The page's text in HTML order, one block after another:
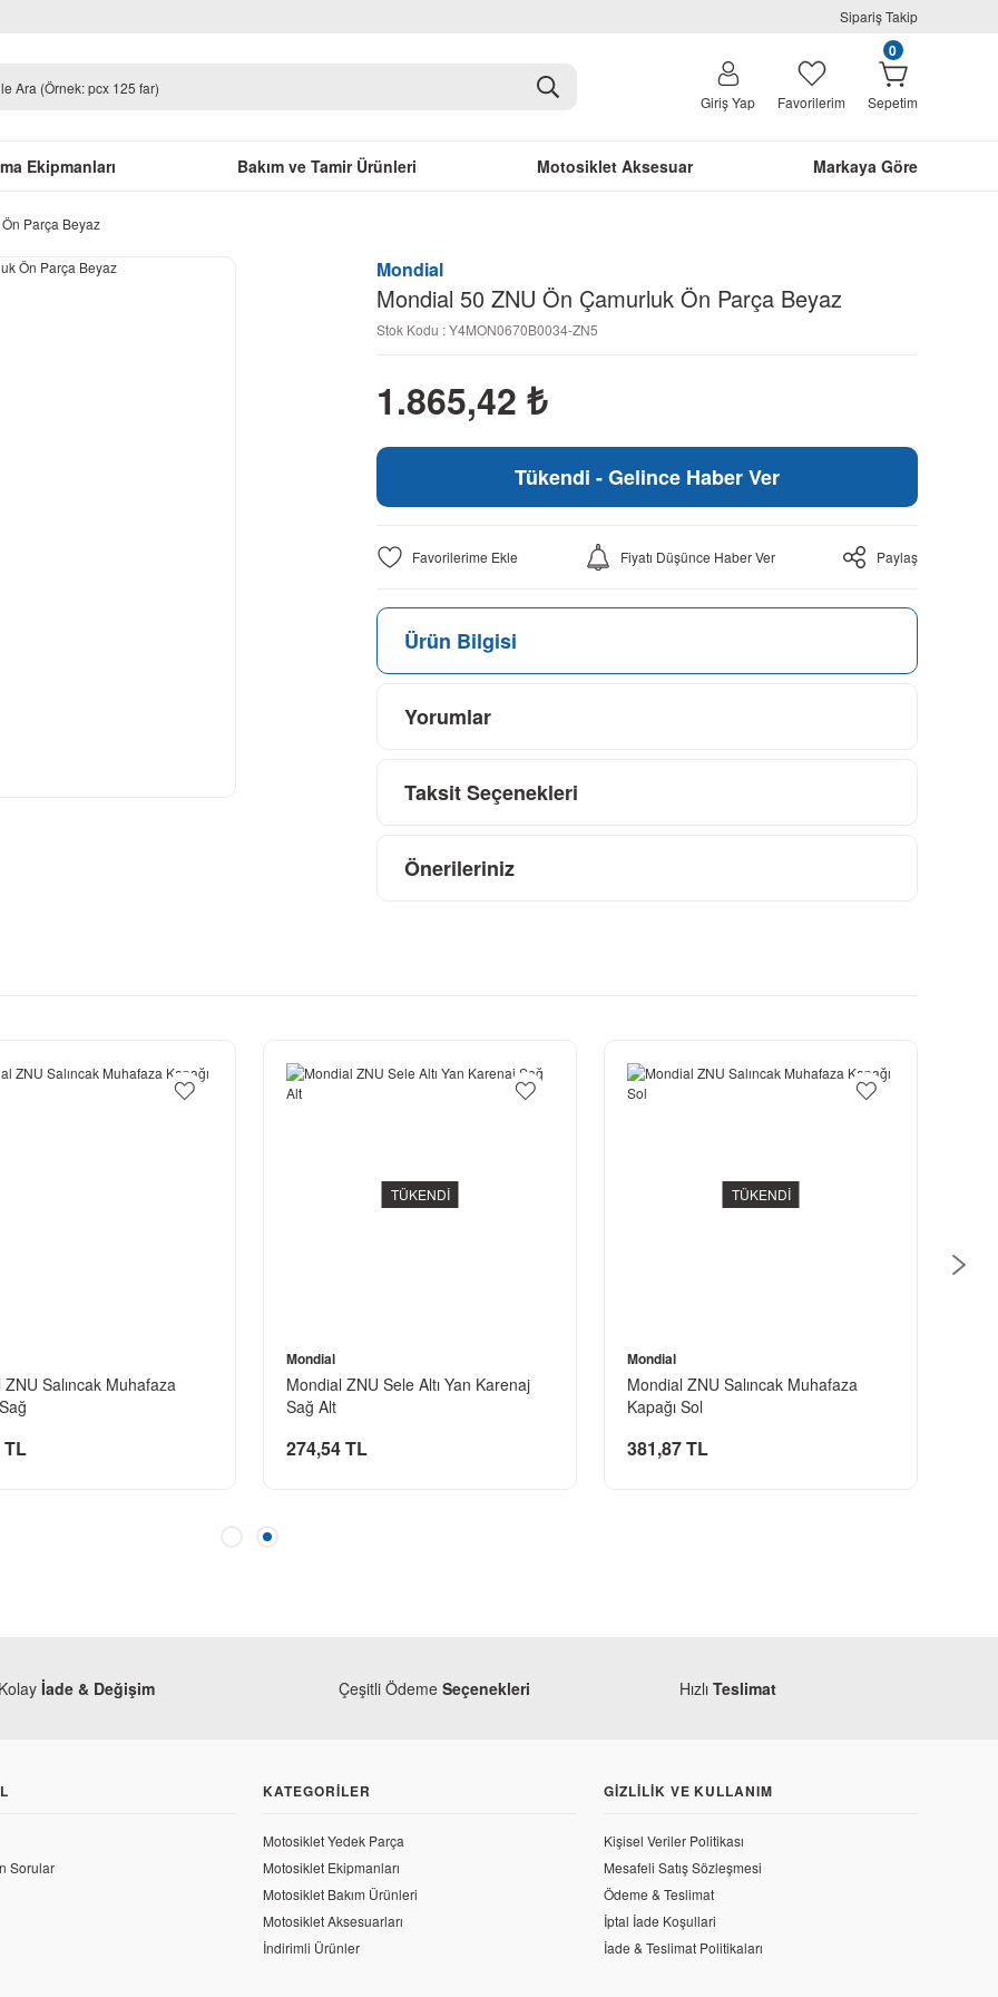
Sipariş Takip
Giriş Yap Favorilerim Sepetim
0
Ekipmanları Bakım ve Tamir Ürünleri Motosiklet Aksesuar Markaya Göre
Parça Beyaz
Mondial
Mondial 50 ZNU Ön Çamurluk Ön Parça Beyaz
Stok Kodu : Y4MON0670B0034-ZN5
1.865,42 ₺
Tükendi - Gelince Haber Ver
Fiyatı Düşünce Haber Ver Paylaş
Ürün Bilgisi
Yorumlar
Taksit Seçenekleri
Önerileriniz
Salıncak Muhafaza
TL
TÜKENDİ
Mondial
Mondial ZNU Sele Altı Yan Karenaj
Sağ Alt
274,54 TL
TÜKENDİ
Mondial
Mondial ZNU Salıncak Muhafaza
Kapağı Sol
381,87 TL
Kolay İade & Değişim Çeşitli Ödeme Seçenekleri Hızlı Teslimat
Sorular
KATEGORILER
Motosiklet Yedek Parça
Motosiklet Ekipmanları
Motosiklet Bakım Ürünleri
Motosiklet Aksesuarları
İndirimli Ürünler
GIZLILIK VE KULLANIM
Kişisel Veriler Politikası
Mesafeli Satış Sözleşmesi
Ödeme & Teslimat
İptal İade Koşullari
İade & Teslimat Politikaları